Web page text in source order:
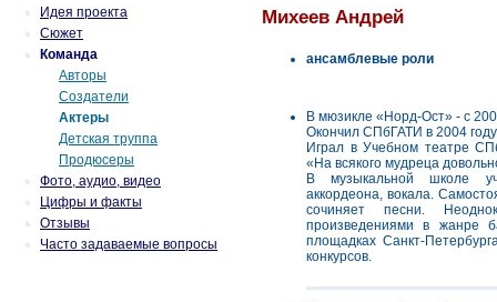
Идея проекта
Сюжет
Команда
Авторы
Создатели
Актеры
Детская труппа
Продюсеры
Фото, аудио, видео
Цифры и факты
Отзывы
Часто задаваемые вопросы
Михеев Андрей
ансамблевые роли
В мюзикле «Норд-Ост» - с
Окончил СПбГАТИ в 2004
Играл в Учебном театре
«На всякого мудреца
В музыкальной школе
аккордеона, вокала.
сочиняет песни.
произведениями в жанре
площадках Санкт-
конкурсов.